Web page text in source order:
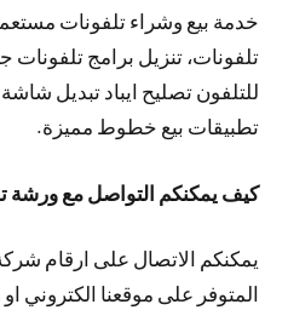
خدمة بيع وشراء تلفونات
تلفونات، تنزيل برامج تلفونات
للتلفون تصليح ايباد تبديل
تطبيقات بيع خطوط مميزة.
كيف يمكنكم التواصل مع ورشة
يمكنكم الاتصال على ارقام
المتوفر على موقعنا الكتروني